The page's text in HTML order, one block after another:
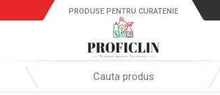
PRODUSE PENTRU CURATENIE